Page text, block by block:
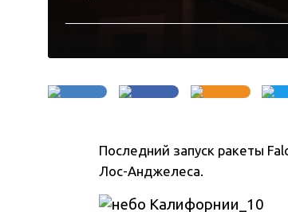
Последний запуск ракеты
Лос-Анджелеса.